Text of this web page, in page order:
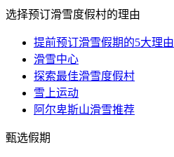
选择预订滑雪度假村的理由
提前预订滑雪假期的5大理由
滑雪中心
探索最佳滑雪度假村
雪上运动
阿尔卑斯山滑雪推荐
甄选假期